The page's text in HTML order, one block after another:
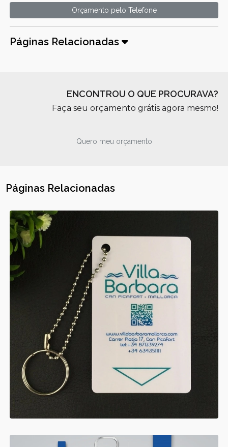
Orçamento pelo Telefone
Páginas Relacionadas
ENCONTROU O QUE PROCURAVA?
Faça seu orçamento grátis agora mesmo!
Quero meu orçamento
Páginas Relacionadas